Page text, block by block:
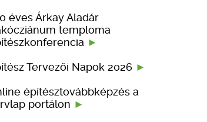
éves Árkay Aladár
temploma
Tervezői Napok 2026
építésztovábbképzés a
portálon